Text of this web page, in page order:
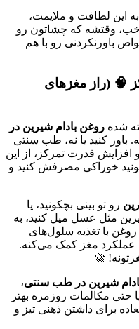
این لطافت و ملایمت،
خب، وقتشه که چشاتون رو
باورنکردنی رو با هم
🧠 (راز مغزهای
شده روغن بادام شیرین در
باور کنید یا نه، طب سنتی
قدرت تمرکز، از این
خوراکی مصرفش کنید و
رو تو بینی بچکونید، یا
مثل عسل میل کنید، به
با تغذیه سلول‌های
عملکرد مغز کمک می‌کنه.
🚀
شیرین در طب سنتی،
حتی مکالمات روزمره بهتر
برای داشتن ذهنی تیز و